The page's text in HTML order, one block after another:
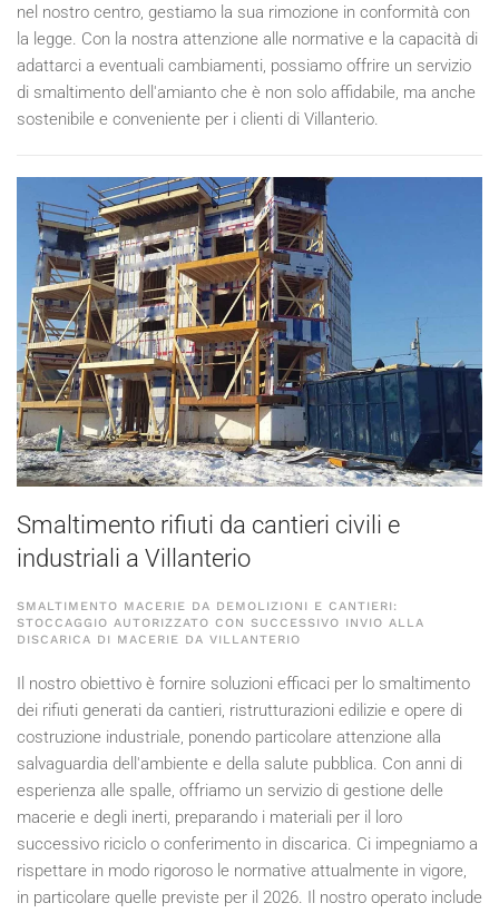
nel nostro centro, gestiamo la sua rimozione in conformità con
la legge. Con la nostra attenzione alle normative e la capacità di
adattarci a eventuali cambiamenti, possiamo offrire un servizio
di smaltimento dell'amianto che è non solo affidabile, ma anche
sostenibile e conveniente per i clienti di Villanterio.
Smaltimento rifiuti da cantieri civili e
industriali a Villanterio
SMALTIMENTO MACERIE DA DEMOLIZIONI E CANTIERI:
STOCCAGGIO AUTORIZZATO CON SUCCESSIVO INVIO ALLA
DISCARICA DI MACERIE DA VILLANTERIO
Il nostro obiettivo è fornire soluzioni efficaci per lo smaltimento
dei rifiuti generati da cantieri, ristrutturazioni edilizie e opere di
costruzione industriale, ponendo particolare attenzione alla
salvaguardia dell'ambiente e della salute pubblica. Con anni di
esperienza alle spalle, offriamo un servizio di gestione delle
macerie e degli inerti, preparando i materiali per il loro
successivo riciclo o conferimento in discarica. Ci impegniamo a
rispettare in modo rigoroso le normative attualmente in vigore,
in particolare quelle previste per il 2026. Il nostro operato include